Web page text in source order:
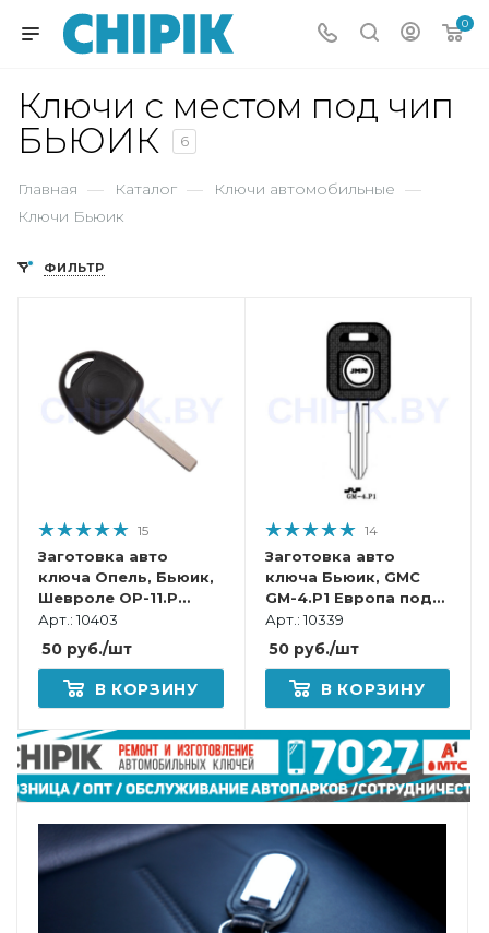
0
Ключи с местом под чип
БЬЮИК
6
Главная — Каталог — Ключи автомобильные —
Ключи Бьюик
ФИЛЬТР
15
Заготовка авто
ключа Опель, Бьюик,
Шевроле OP-11.P
HU100 КНР под чип
Арт.: 10403
50 руб./шт
В КОРЗИНУ
14
Заготовка авто
ключа Бьюик, GMC
GM-4.P1 Европа под
чип
Арт.: 10339
50руб./шт
В КОРЗИНУ